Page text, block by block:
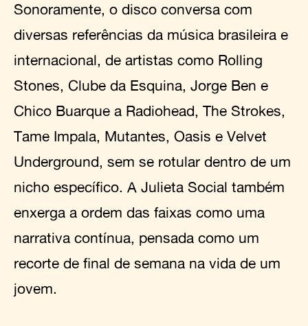
Sonoramente, o disco conversa com
diversas referências da música brasileira e
internacional, de artistas como Rolling
Stones, Clube da Esquina, Jorge Ben e
Chico Buarque a Radiohead, The Strokes,
Tame Impala, Mutantes, Oasis e Velvet
Underground, sem se rotular dentro de um
nicho específico. A Julieta Social também
enxerga a ordem das faixas como uma
narrativa contínua, pensada como um
recorte de final de semana na vida de um
jovem.